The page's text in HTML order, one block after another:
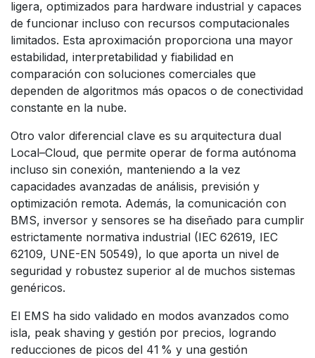
ligera, optimizados para hardware industrial y capaces
de funcionar incluso con recursos computacionales
limitados. Esta aproximación proporciona una mayor
estabilidad, interpretabilidad y fiabilidad en
comparación con soluciones comerciales que
dependen de algoritmos más opacos o de conectividad
constante en la nube.
Otro valor diferencial clave es su arquitectura dual
Local–Cloud, que permite operar de forma autónoma
incluso sin conexión, manteniendo a la vez
capacidades avanzadas de análisis, previsión y
optimización remota. Además, la comunicación con
BMS, inversor y sensores se ha diseñado para cumplir
estrictamente normativa industrial (IEC 62619, IEC
62109, UNE-EN 50549), lo que aporta un nivel de
seguridad y robustez superior al de muchos sistemas
genéricos.
El EMS ha sido validado en modos avanzados como
isla, peak shaving y gestión por precios, logrando
reducciones de picos del 41 % y una gestión